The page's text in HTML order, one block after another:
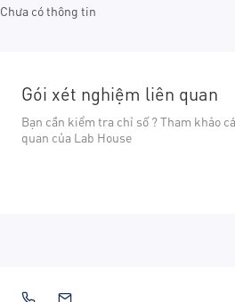
Chưa có thông tin
Gói xét nghiệm liên quan
Bạn cần kiểm tra chỉ số ? Tham khảo
quan của Lab House